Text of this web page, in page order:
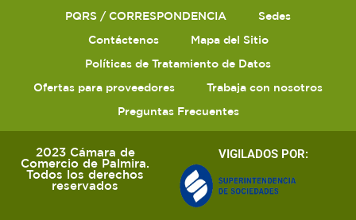
PQRS / CORRESPONDENCIA
Sedes
Contáctenos
Mapa del Sitio
Políticas de Tratamiento de Datos
Ofertas para proveedores
Trabaja con nosotros
Preguntas Frecuentes
2023 Cámara de
Comercio de Palmira.
Todos los derechos
reservados
VIGILADOS POR: